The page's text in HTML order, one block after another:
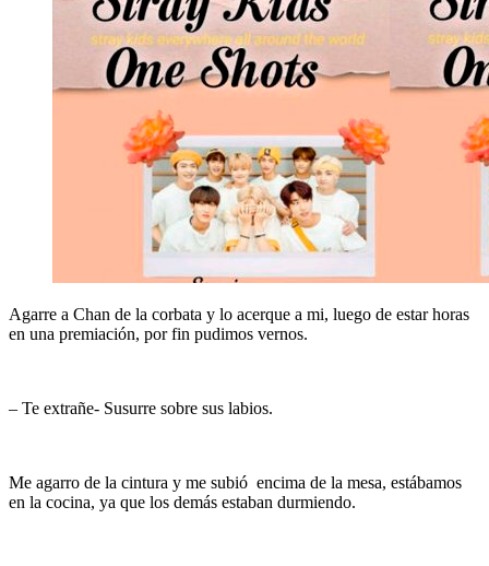
Agarre a Chan de la corbata y lo acerque a mi, luego de estar horas
en una premiación, por fin pudimos vernos.
– Te extrañe- Susurre sobre sus labios.
Me agarro de la cintura y me subió encima de la mesa, estábamos
en la cocina, ya que los demás estaban durmiendo.